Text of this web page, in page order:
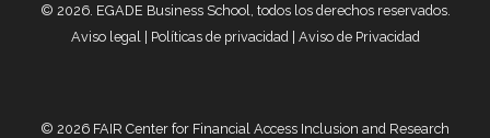
© 2026. EGADE Business School, todos los derechos reservados.
Aviso legal
Políticas de privacidad Aviso de Privacidad
© 2026 FAIR Center for Financial Access Inclusion and Research